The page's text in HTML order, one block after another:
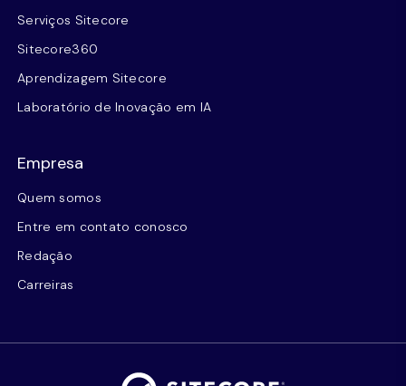
Serviços Sitecore
Sitecore360
Aprendizagem Sitecore
Laboratório de Inovação em IA
Empresa
Quem somos
Entre em contato conosco
Redação
Carreiras